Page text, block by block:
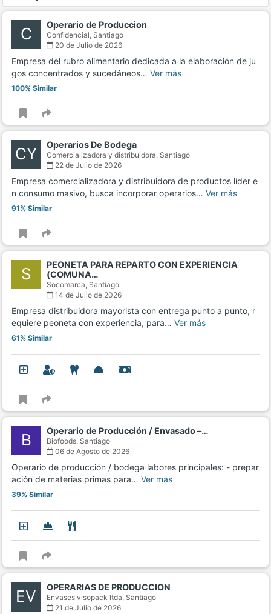
C Operario de Produccion
Confidencial, Santiago
20 de Julio de 2026
Empresa del rubro alimentario dedicada a la elaboración de ju
gos concentrados y sucedáneos… Ver más
100% Similar
CY Operarios De Bodega
Comercializadora y distribuidora, Santiago
22 de Julio de 2026
Empresa comercializadora y distribuidora de productos líder e
n consumo masivo, busca incorporar operarios… Ver más
91% Similar
S
PEONETA PARA REPARTO CON EXPERIENCIA
(COMUNA…
Socomarca, Santiago
14 de Julio de 2026
Empresa distribuidora mayorista con entrega punto a punto, r
equiere peoneta con experiencia, para… Ver más
61% Similar
B Operario de Producción / Envasado –…
Biofoods, Santiago
06 de Agosto de 2026
Operario de producción / bodega labores principales: - prepar
ación de materias primas para… Ver más
39% Similar
EV OPERARIAS DE PRODUCCION
Envases visopack ltda, Santiago
21 de Julio de 2026